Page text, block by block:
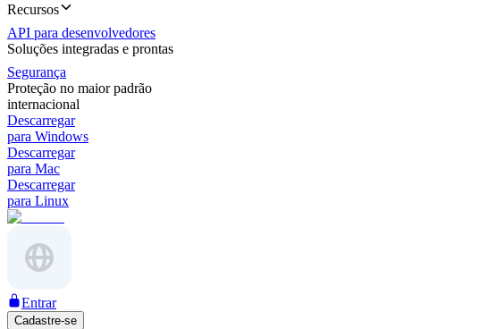
Recursos
API para desenvolvedores
Soluções integradas e prontas
Segurança
Proteção no maior padrão
internacional
Descarregar
para Windows
Descarregar
para Mac
Descarregar
para Linux
Entrar
Cadastre-se